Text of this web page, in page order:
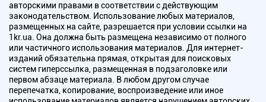
авторскими правами в соответствии с действующим
законодательством. Использование любых материалов,
размещенных на сайте, разрешается при условии ссылки на
1kr.ua. Она должна быть размещена независимо от полного
или частичного использования материалов. Для интернет-
изданий обязательна прямая, открытая для поисковых
систем гиперссылка, размещенная в подзаголовке или
первом абзаце материала. В любом другом случае
перепечатка, копирование, воспроизведение или иное